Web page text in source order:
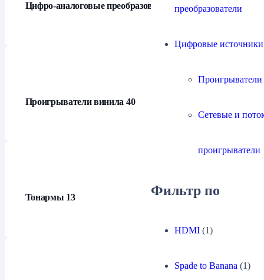
преобразователи
Цифровые источники
Сетевые и
проигрыватели
Фильтр по
HDMI (1)
Spade to Banana (1)
Цифро-аналоговые преобразователи21
Проигрыватели винила 40
Тонармы 13